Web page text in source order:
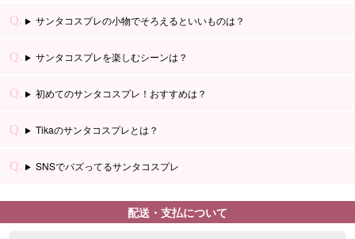
サンタコスプレの小物でそろえるといいものは？
サンタコスプレを楽しむシーンは？
初めてのサンタコスプレ！おすすめは？
Tikaのサンタコスプレとは？
SNSでバズってるサンタコスプレ
配送・支払について